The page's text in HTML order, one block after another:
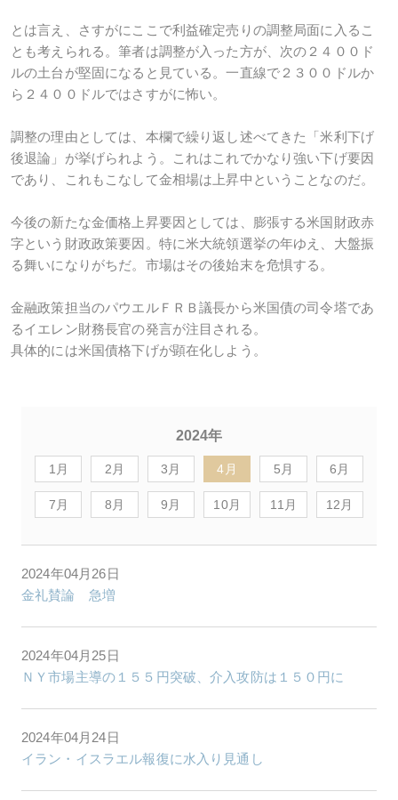
とは言え、さすがにここで利益確定売りの調整局面に入るこ
とも考えられる。筆者は調整が入った方が、次の２４００ド
ルの土台が堅固になると見ている。一直線で２３００ドルか
ら２４００ドルではさすがに怖い。
調整の理由としては、本欄で繰り返し述べてきた「米利下げ
後退論」が挙げられよう。これはこれでかなり強い下げ要因
であり、これもこなして金相場は上昇中ということなのだ。
今後の新たな金価格上昇要因としては、膨張する米国財政赤
字という財政政策要因。特に米大統領選挙の年ゆえ、大盤振
る舞いになりがちだ。市場はその後始末を危惧する。
金融政策担当のパウエルＦＲＢ議長から米国債の司令塔であ
るイエレン財務長官の発言が注目される。
具体的には米国債格下げが顕在化しよう。
2024年
1月 2月 3月 4月 5月 6月
7月 8月 9月 10月 11月 12月
2024年04月26日
金礼賛論 急増
2024年04月25日
ＮＹ市場主導の１５５円突破、介入攻防は１５０円に
2024年04月24日
イラン・イスラエル報復に水入り見通し